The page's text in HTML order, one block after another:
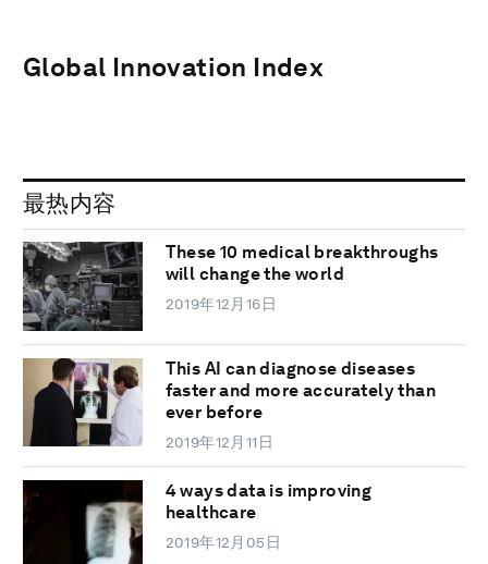
Global Innovation Index
最热内容
These 10 medical breakthroughs
will change the world
2019年12月16日
This AI can diagnose diseases
faster and more accurately than
ever before
2019年12月11日
4 ways data is improving
healthcare
2019年12月05日